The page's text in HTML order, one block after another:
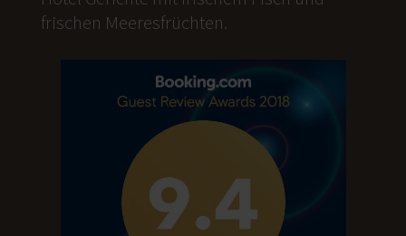
frischen Meeresfrüchten.